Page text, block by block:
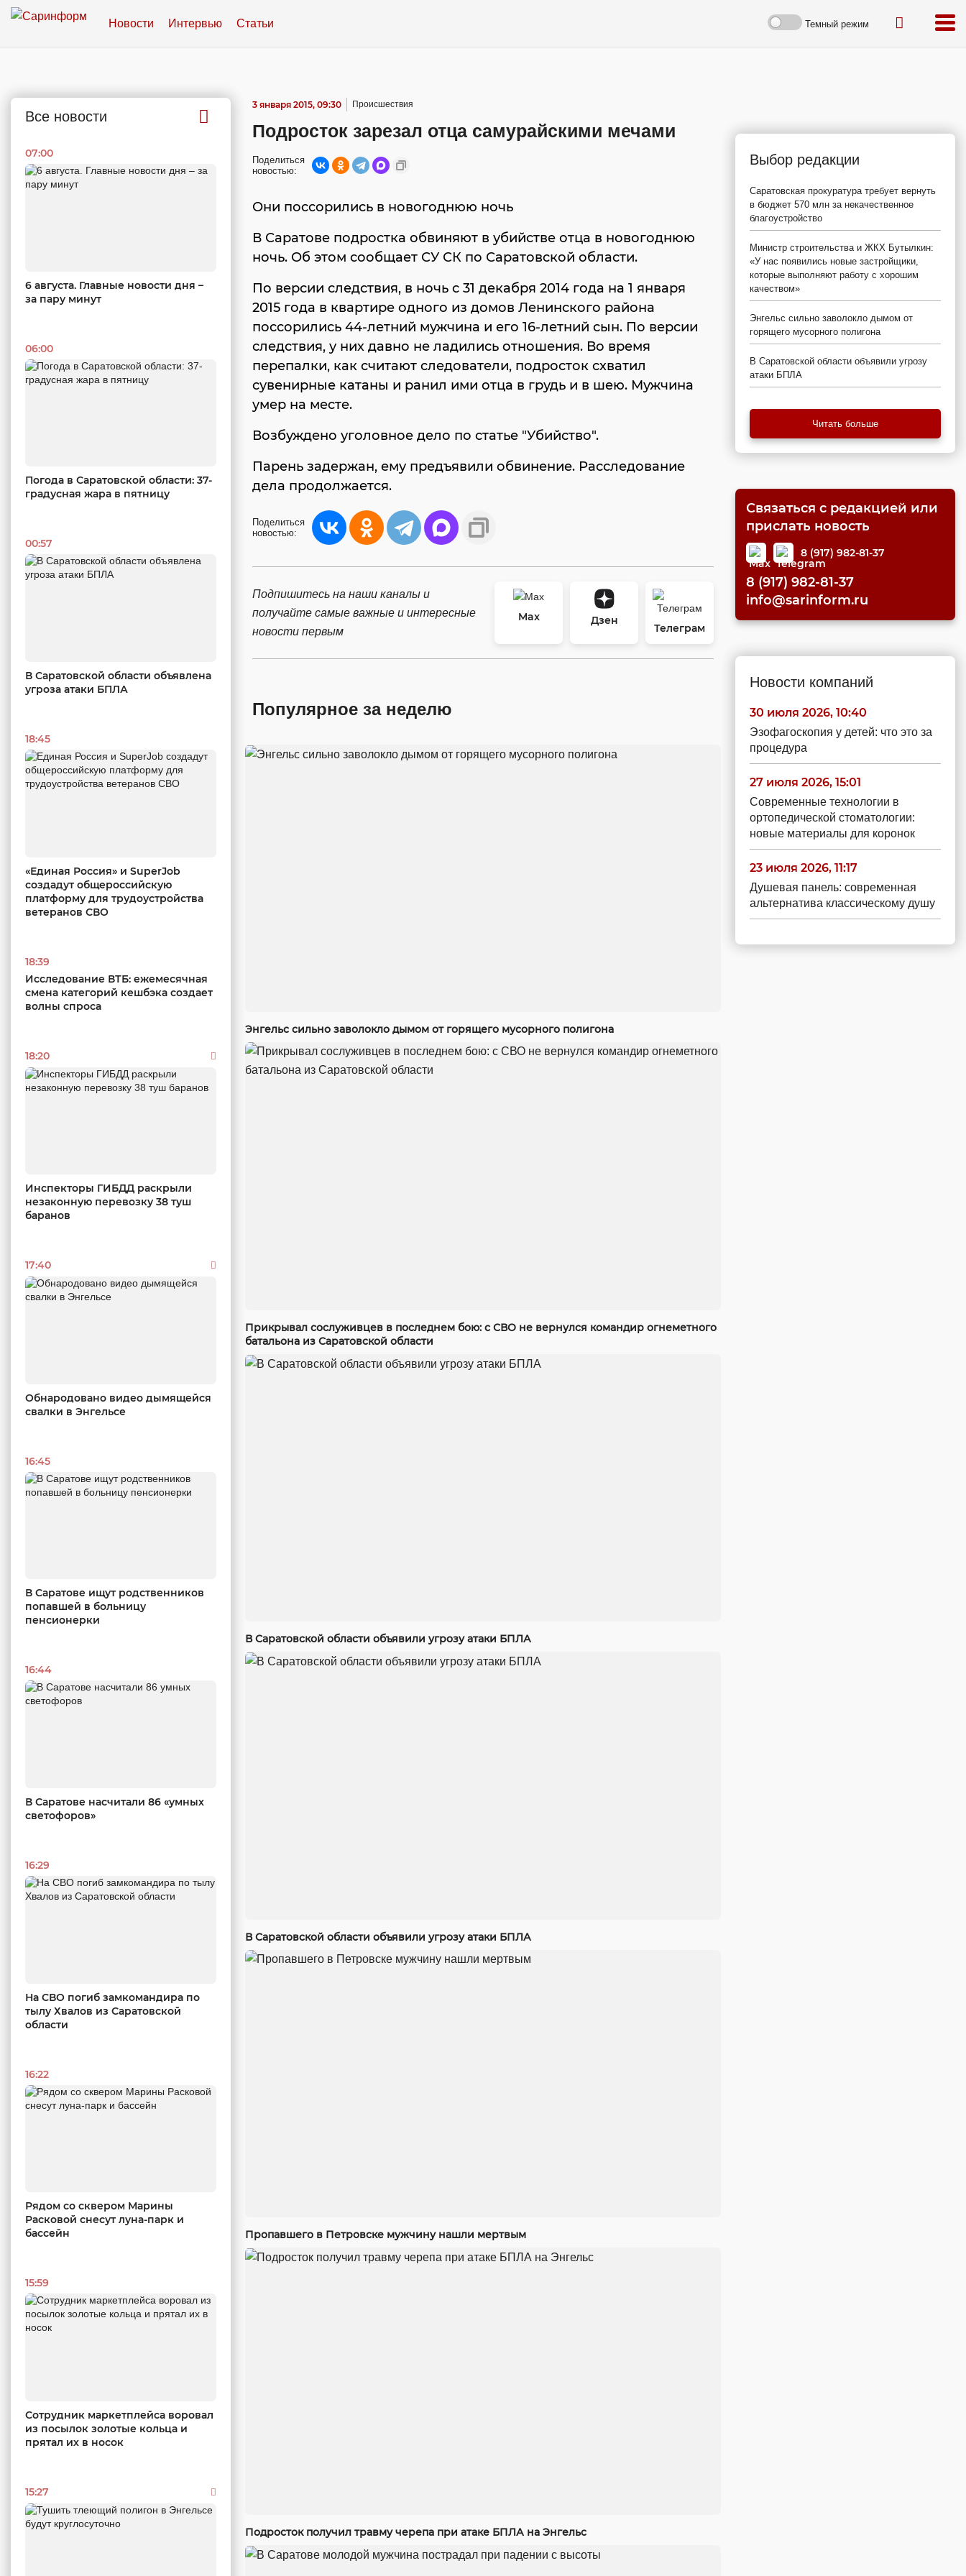
Новости Интервью Статьи Темный режим
Все новости
07:00
6 августа. Главные новости дня –
за пару минут
06:00
Погода в Саратовской области: 37-
градусная жара в пятницу
00:57
В Саратовской области объявлена
угроза атаки БПЛА
18:45
«Единая Россия» и SuperJob
создадут общероссийскую
платформу для трудоустройства
ветеранов СВО
18:39
Исследование ВТБ: ежемесячная
смена категорий кешбэка создает
волны спроса
18:20
Инспекторы ГИБДД раскрыли
незаконную перевозку 38 туш
баранов
17:40
Обнародовано видео дымящейся
свалки в Энгельсе
16:45
В Саратове ищут родственников
попавшей в больницу
пенсионерки
16:44
В Саратове насчитали 86 «умных
светофоров»
16:29
На СВО погиб замкомандира по
тылу Хвалов из Саратовской
области
16:22
Рядом со сквером Марины
Расковой снесут луна-парк и
бассейн
15:59
Сотрудник маркетплейса воровал
из посылок золотые кольца и
прятал их в носок
15:27
3 января 2015, 09:30 Происшествия
Подросток зарезал отца самурайскими мечами
Поделиться
новостью:
Они поссорились в новогоднюю ночь
В Саратове подростка обвиняют в убийстве отца в новогоднюю
ночь. Об этом сообщает СУ СК по Саратовской области.
По версии следствия, в ночь с 31 декабря 2014 года на 1 января
2015 года в квартире одного из домов Ленинского района
поссорились 44-летний мужчина и его 16-летний сын. По версии
следствия, у них давно не ладились отношения. Во время
перепалки, как считают следователи, подросток схватил
сувенирные катаны и ранил ими отца в грудь и в шею. Мужчина
умер на меcте.
Возбуждено уголовное дело по статье "Убийство".
Парень задержан, ему предъявили обвинение. Расследование
дела продолжается.
Поделиться
новостью:
Подпишитесь на наши каналы и
получайте самые важные и интересные
новости первым
Max Дзен
Телеграм
Популярное за неделю
Энгельс сильно заволокло дымом от горящего мусорного полигона
Прикрывал сослуживцев в последнем бою: с СВО не вернулся командир огнеметного
батальона из Саратовской области
В Саратовской области объявили угрозу атаки БПЛА
В Саратовской области объявили угрозу атаки БПЛА
Пропавшего в Петровске мужчину нашли мертвым
Подросток получил травму черепа при атаке БПЛА на Энгельс
Выбор редакции
Саратовская прокуратура требует вернуть
в бюджет 570 млн за некачественное
благоустройство
Министр строительства и ЖКХ Бутылкин:
«У нас появились новые застройщики,
которые выполняют работу с хорошим
качеством»
Энгельс сильно заволокло дымом от
горящего мусорного полигона
В Саратовской области объявили угрозу
атаки БПЛА
Читать больше
Связаться с редакцией или
прислать новость
8 (917) 982-81-37
8 (917) 982-81-37
info@sarinform.ru
Новости компаний
30 июля 2026, 10:40
Эзофагоскопия у детей: что это за
процедура
27 июля 2026, 15:01
Современные технологии в
ортопедической стоматологии:
новые материалы для коронок
23 июля 2026, 11:17
Душевая панель: современная
альтернатива классическому душу